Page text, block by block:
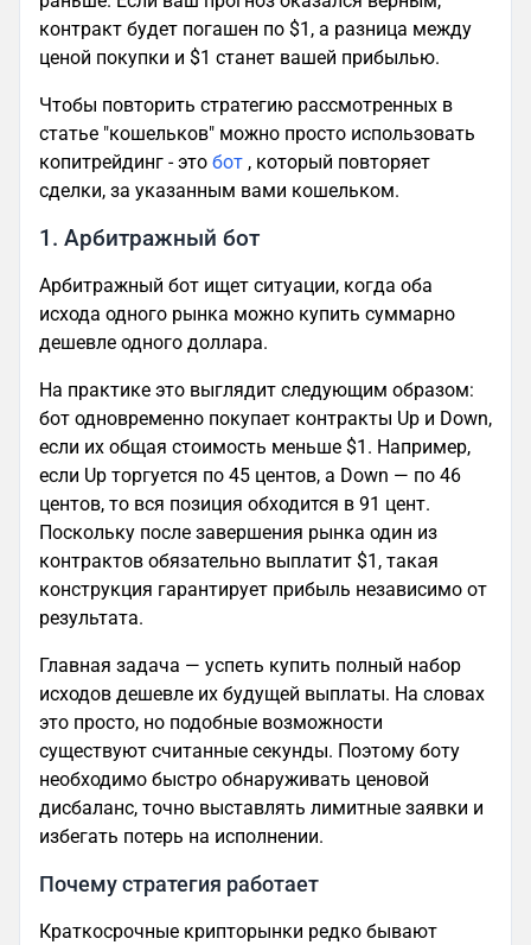
контракт будет погашен по $1, а разница между
ценой покупки и $1 станет вашей прибылью.
Чтобы повторить стратегию рассмотренных в
статье "кошельков" можно просто использовать
копитрейдинг - это бот , который повторяет
сделки, за указанным вами кошельком.
1. Арбитражный бот
Арбитражный бот ищет ситуации, когда оба
исхода одного рынка можно купить суммарно
дешевле одного доллара.
На практике это выглядит следующим образом:
бот одновременно покупает контракты Up и Down,
если их общая стоимость меньше $1. Например,
если Up торгуется по 45 центов, а Down — по 46
центов, то вся позиция обходится в 91 цент.
Поскольку после завершения рынка один из
контрактов обязательно выплатит $1, такая
конструкция гарантирует прибыль независимо от
результата.
Главная задача — успеть купить полный набор
исходов дешевле их будущей выплаты. На словах
это просто, но подобные возможности
существуют считанные секунды. Поэтому боту
необходимо быстро обнаруживать ценовой
дисбаланс, точно выставлять лимитные заявки и
избегать потерь на исполнении.
Почему стратегия работает
Краткосрочные крипторынки редко бывают